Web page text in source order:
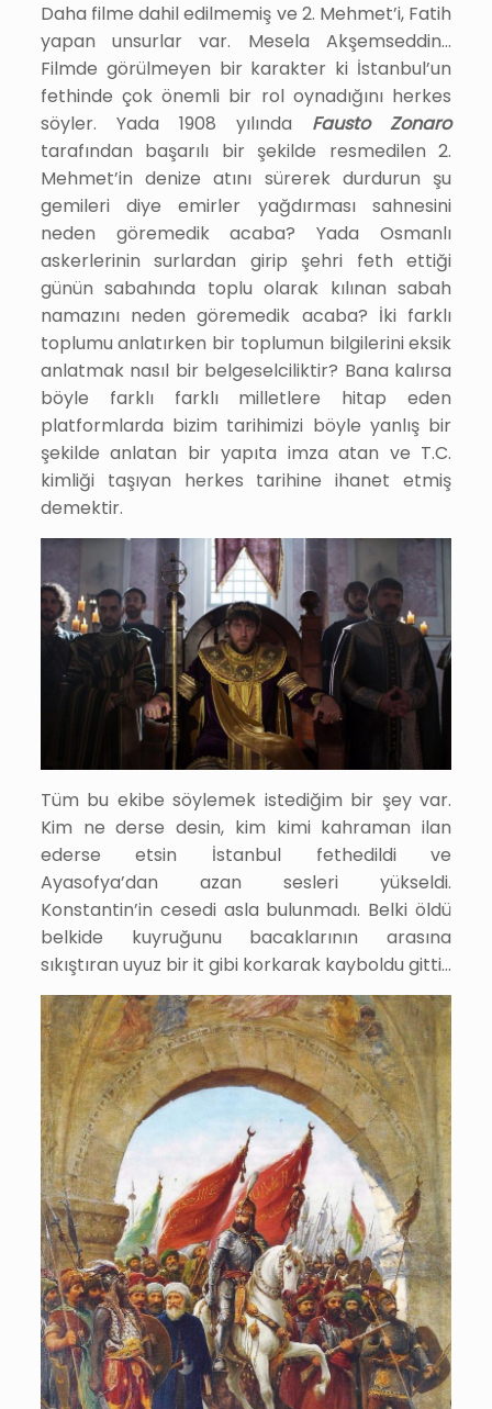
Daha filme dahil edilmemiş ve 2. Mehmet’i, Fatih
yapan unsurlar var. Mesela Akşemseddin…
Filmde görülmeyen bir karakter ki İstanbul’un
fethinde çok önemli bir rol oynadığını herkes
söyler. Yada 1908 yılında Fausto Zonaro
tarafından başarılı bir şekilde resmedilen 2.
Mehmet’in denize atını sürerek durdurun şu
gemileri diye emirler yağdırması sahnesini
neden göremedik acaba? Yada Osmanlı
askerlerinin surlardan girip şehri feth ettiği
günün sabahında toplu olarak kılınan sabah
namazını neden göremedik acaba? İki farklı
toplumu anlatırken bir toplumun bilgilerini eksik
anlatmak nasıl bir belgeselciliktir? Bana kalırsa
böyle farklı farklı milletlere hitap eden
platformlarda bizim tarihimizi böyle yanlış bir
şekilde anlatan bir yapıta imza atan ve T.C.
kimliği taşıyan herkes tarihine ihanet etmiş
demektir.
Tüm bu ekibe söylemek istediğim bir şey var.
Kim ne derse desin, kim kimi kahraman ilan
ederse etsin İstanbul fethedildi ve
Ayasofya’dan azan sesleri yükseldi.
Konstantin’in cesedi asla bulunmadı. Belki öldü
belkide kuyruğunu bacaklarının arasına
sıkıştıran uyuz bir it gibi korkarak kayboldu gitti…